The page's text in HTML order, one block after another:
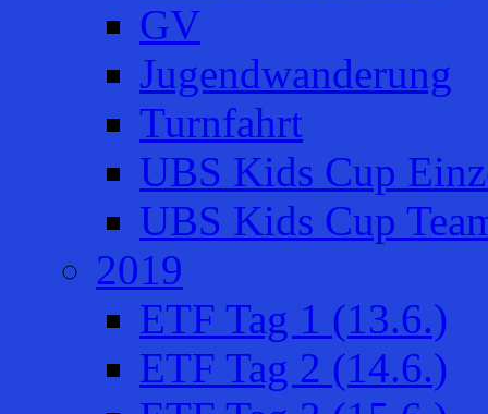
GV
Jugendwanderung
Turnfahrt
UBS Kids Cup
UBS Kids Cup
2019
ETF Tag 1 (13.6.)
ETF Tag 2 (14.6.)